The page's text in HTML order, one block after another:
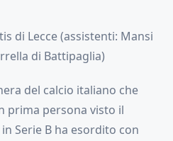
di Lecce (assistenti: Mansi
di Battipaglia)
del calcio italiano che
prima persona visto il
Serie B ha esordito con